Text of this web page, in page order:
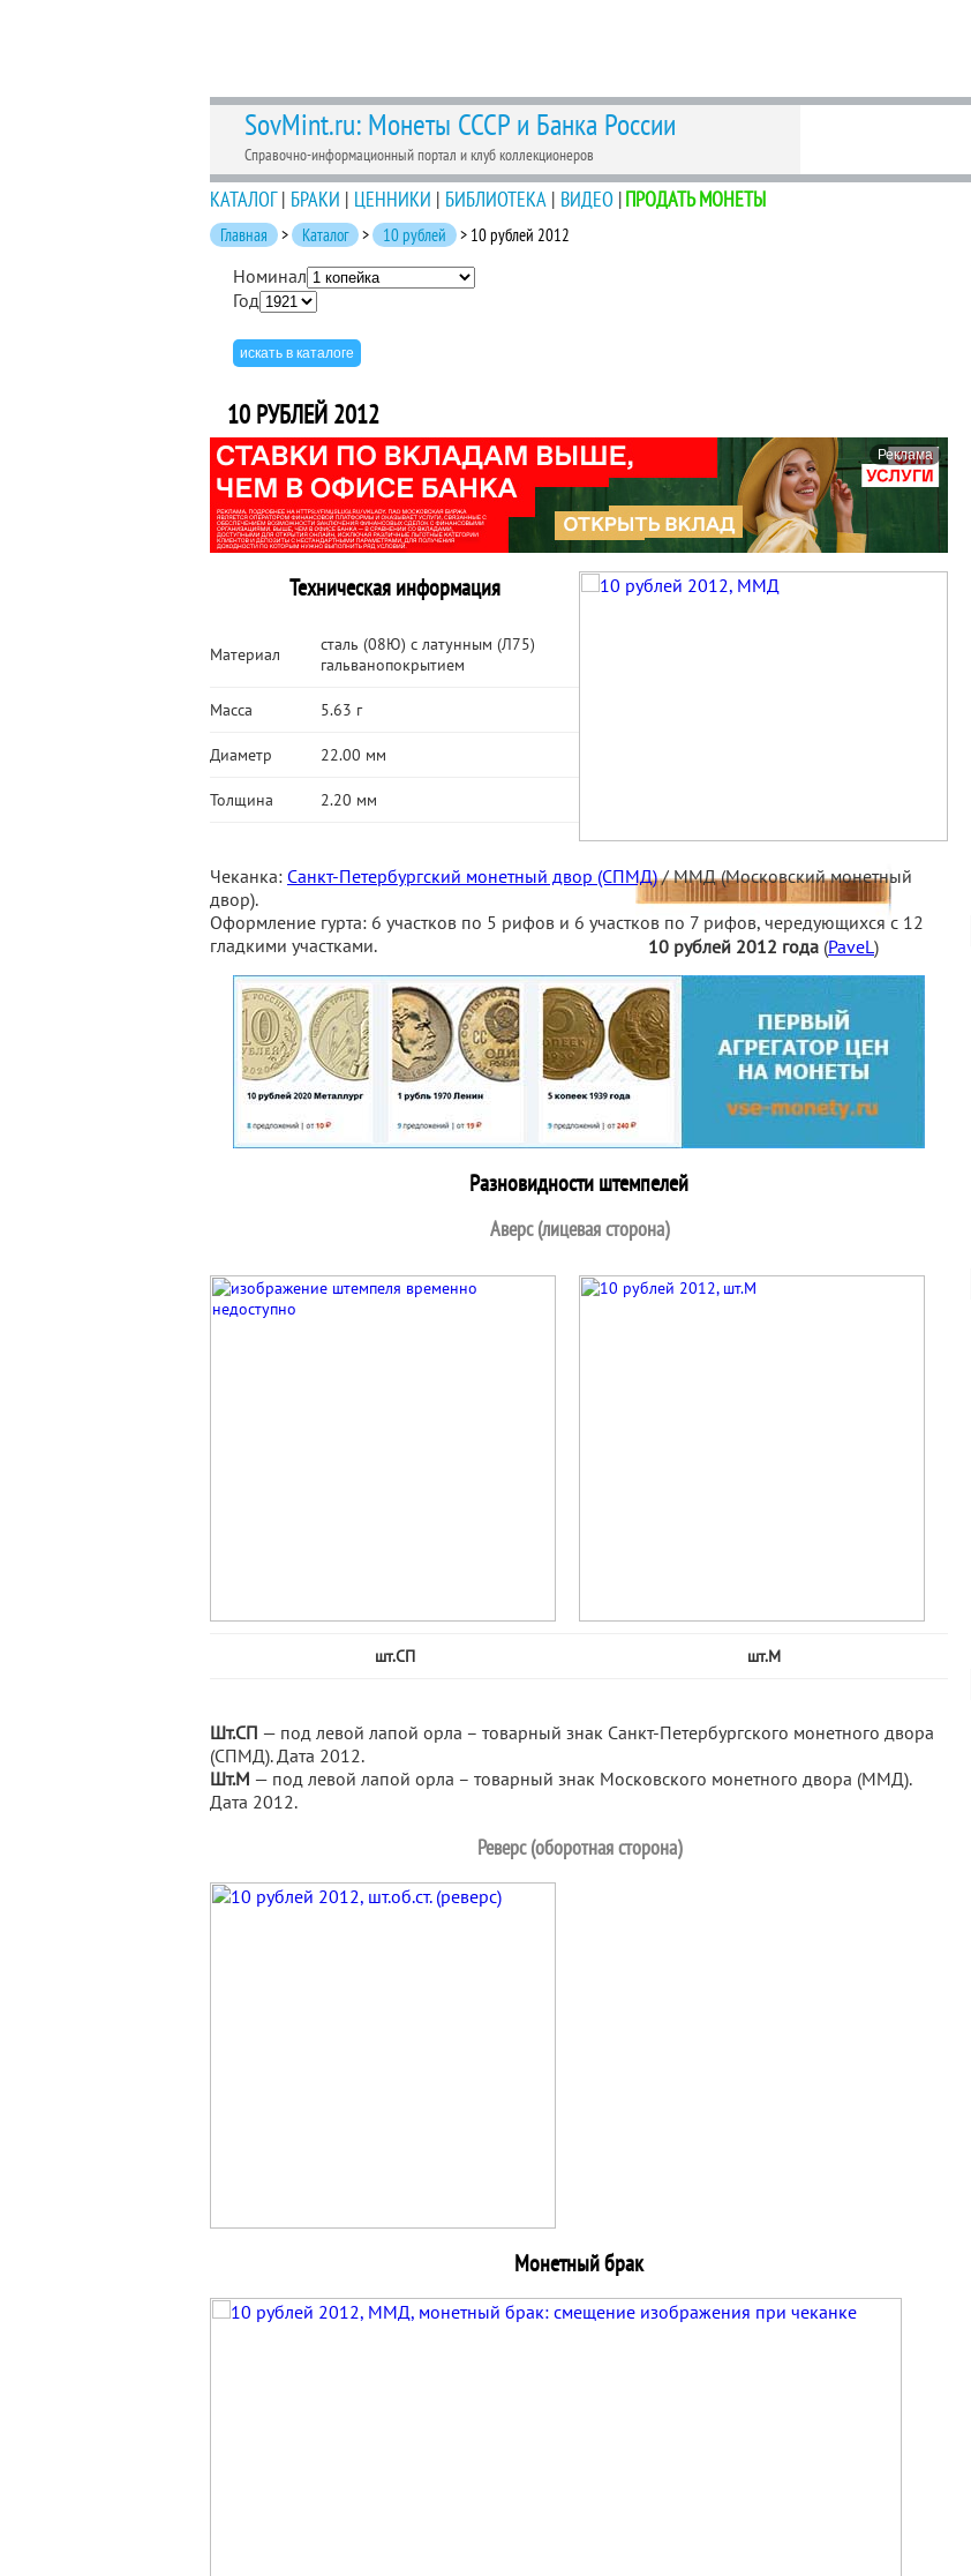
SovMint.ru: Монеты СССР и Банка России
Справочно-информационный портал и клуб коллекционеров
КАТАЛОГ| БРАКИ | ЦЕННИКИ | БИБЛИОТЕКА | ВИДЕО |ПРОДАТЬ МОНЕТЫ
Главная > Каталог > 10 рублей > 10 рублей 2012
Номинал
Год
10 РУБЛЕЙ 2012
Реклама
Техническая информация
Материал
сталь (08Ю) с латунным (Л75)
гальванопокрытием
Масса 5.63 г
Диаметр 22.00 мм
Толщина 2.20 мм
10 рублей 2012 года (PaveL)
Чеканка: Санкт-Петербургский монетный двор (СПМД)/ ММД (Московский монетный
двор).
Оформление гурта: 6 участков по 5 рифов и 6 участков по 7 рифов, чередующихся с 12
гладкими участками.
Разновидности штемпелей
Аверс (лицевая сторона)
шт.СП шт.М
Шт.СП — под левой лапой орла – товарный знак Санкт-Петербургского монетного двора
(СПМД). Дата 2012.
Шт.М — под левой лапой орла – товарный знак Московского монетного двора (ММД).
Дата 2012.
Реверс (оборотная сторона)
Монетный брак